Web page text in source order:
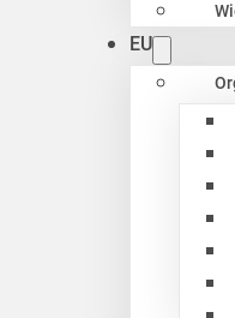
EU